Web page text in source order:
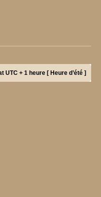
UTC + 1 heure [ Heure d’été ]